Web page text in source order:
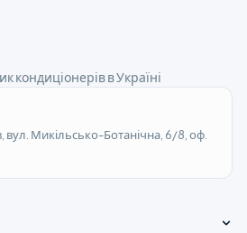
кондиціонерів в Україні
вул. Микільсько-Ботанічна, 6/8, оф.